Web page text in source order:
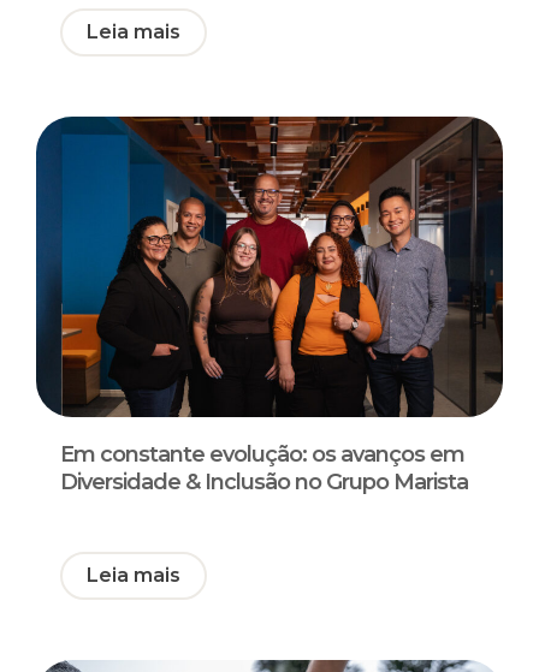
Leia mais
Em constante evolução: os avanços em
Diversidade & Inclusão no Grupo Marista
Leia mais